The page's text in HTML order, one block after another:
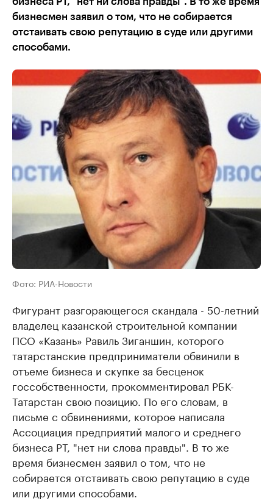
бизнесмен заявил о том, что не собирается
отстаивать свою репутацию в суде или другими
способами.
Фото: РИА-Новости
Фигурант разгорающегося скандала - 50-летний
владелец казанской строительной компании
ПСО «Казань» Равиль Зиганшин, которого
татарстанские предприниматели обвинили в
отъеме бизнеса и скупке за бесценок
госсобственности, прокомментировал РБК-
Татарстан свою позицию. По его словам, в
письме с обвинениями, которое написала
Ассоциация предприятий малого и среднего
бизнеса РТ, "нет ни слова правды". В то же
время бизнесмен заявил о том, что не
собирается отстаивать свою репутацию в суде
или другими способами.